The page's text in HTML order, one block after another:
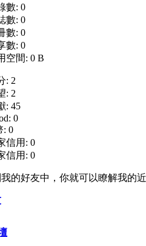
數: 0
數: 0
數: 0
數: 0
空間: 0 B
: 2
: 2
: 45
0
: 0
信用: 0
信用: 0
的好友中，你就可以瞭解我的